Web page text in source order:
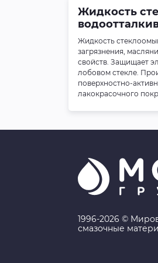
Жидкость
Жидкость
загрязнения,
свойств. Защищает
лобовом стекле.
поверхностно-
лакокрасочного
1996-2026 ©
смазочные